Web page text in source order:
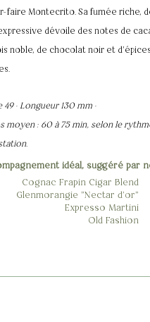
faire Montecrito. Sa fumée riche,
dévoile des notes de
noble, de chocolat noir et
49 · Longueur 130 mm ·
moyen : 60 à 75 min, selon le
idéal, suggéré par
Cognac Frapin Cigar Blend
Glenmorangie "Nectar d'or"
Expresso Martini
Old Fashion